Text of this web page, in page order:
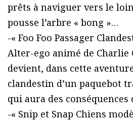
prêts à naviguer vers le
pousse l’arbre « bong »…
-« Foo Foo Passager
Alter-ego animé de Charlie
devient, dans cette
clandestin d’un paquebot
qui aura des conséquences
-« Snip et Snap Chiens